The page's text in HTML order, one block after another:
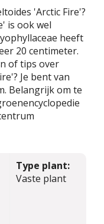
'Arctic Fire'?
is ook wel
heeft
20 centimeter.
of tips over
Je bent van
Belangrijk om te
Type plant:
Vaste plant